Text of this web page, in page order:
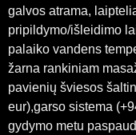
galvos atrama,
pripildymo/išleidimo
palaiko vandens
žarna rankiniam
pavienių šviesos
eur),garso sistema
gydymo metu